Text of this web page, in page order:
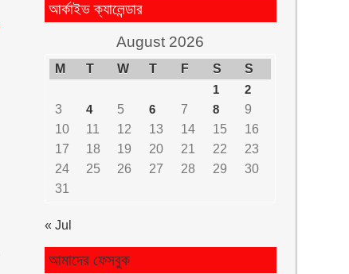
আর্কাইভ ক্যালেন্ডার
August 2026
M T W T F S
S
1
2
3
4 5 6 7 8
9
10
11 12 13 14 15
16
17
18 19 20 21 22
23
24
25 26 27 28 29
30
31
« Jul
আমাদের ফেসবুক